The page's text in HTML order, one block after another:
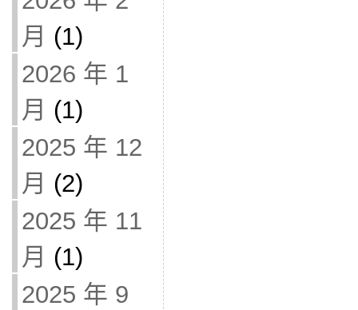
月 (1)
2026 年 1
月 (1)
2025 年 12
月 (2)
2025 年 11
月 (1)
2025 年 9